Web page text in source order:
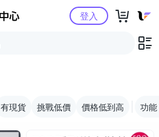
Yahoo購物中心登入
有現貨 挑戰低價 價格低到高 功能